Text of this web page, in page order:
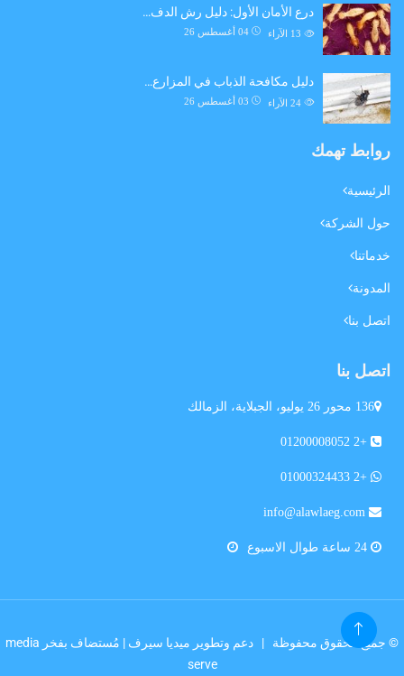
درع الأمان الأول: دليل رش الدف…
04 أغسطس 26 الآراء
دليل مكافحة الذباب في المزارع…
03 أغسطس 26 الآراء
روابط تهمك
الرئيسية
حول الشركة
خدماتنا
المدونة
اتصل بنا
اتصل بنا
136 محور 26 يوليو، الجبلاية، الزمالك
+2 01200008052
+2 01000324433
© جميع الحقوق محفوظة | دعم وتطوير ميديا سيرف | مُستضاف بفخر media
serve